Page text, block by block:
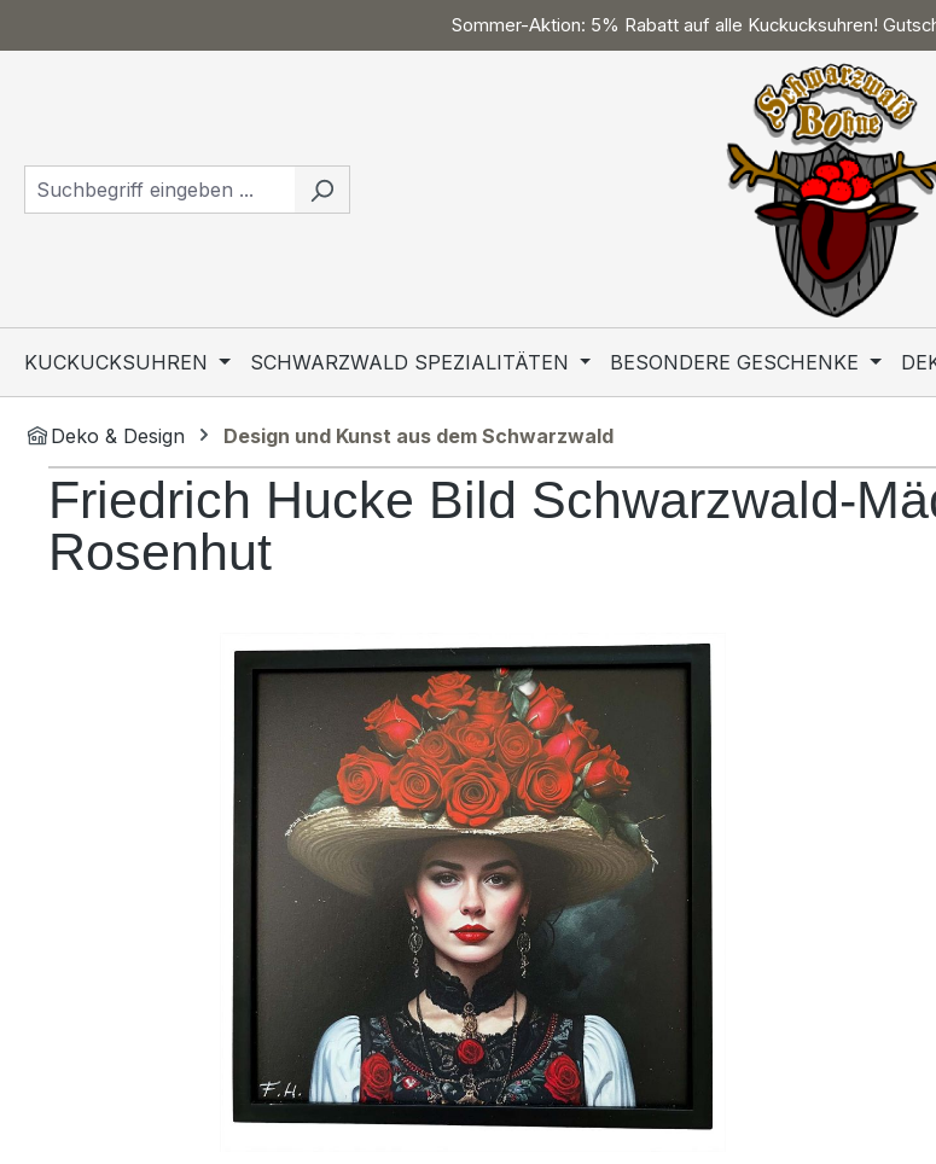
Sommer-Aktion: 5% Rabatt auf alle Kuckucksuhren!
KUCKUCKSUHREN SCHWARZWALD SPEZIALITÄTEN BESONDERE GESCHENKE
Deko & Design Design und Kunst aus dem Schwarzwald
Friedrich Hucke Bild Schwarzwald-
Rosenhut